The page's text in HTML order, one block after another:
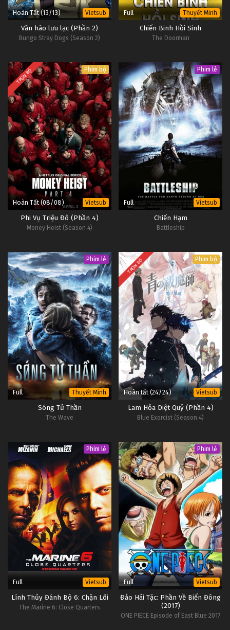
Hoàn Tất (13/13) Vietsub
Văn hào lưu lạc (Phần 2)
Bungo Stray Dogs (Season 2)
Full Thuyết Minh
Chiến Binh Hồi Sinh
The Doorman
TRỌN BỘ Phim bộ
Hoàn Tất (08/08) Vietsub
Phi Vụ Triệu Đô (Phần 4)
Money Heist (Season 4)
Phim lẻ
Full Vietsub
Chiến Hạm
Battleship
Phim lẻ
Full Thuyết Minh
Sóng Tử Thần
The Wave
TRỌN BỘ Phim bộ
Hoàn tất (24/24) Vietsub
Lam Hỏa Diệt Quỷ (Phần 4)
Blue Exorcist (Season 4)
Phim lẻ
Full Vietsub
Lính Thủy Đánh Bộ 6: Chặn Lối
The Marine 6: Close Quarters
Phim lẻ
Full Vietsub
Đảo Hải Tặc: Phần Về Biển Đông
(2017)
ONE PIECE Episode of East Blue 2017